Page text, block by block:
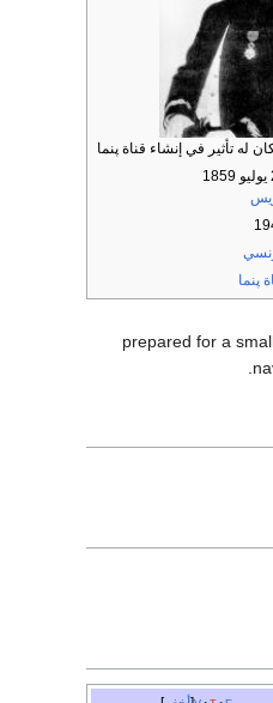
له تأثير في إنشاء قناة پنما
پنما
prepared for a